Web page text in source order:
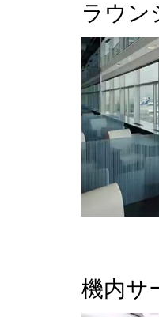
ラウン
機内サ